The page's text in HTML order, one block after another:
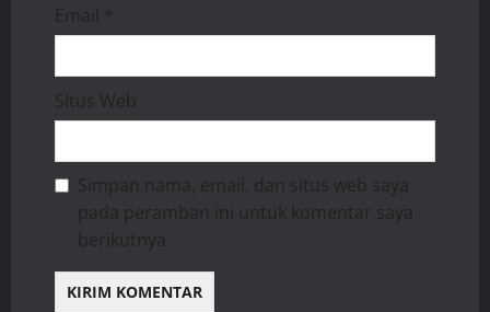
Email *
Situs Web
Simpan nama, email, dan situs web saya
pada peramban ini untuk komentar saya
berikutnya.